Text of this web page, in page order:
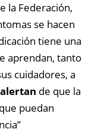
la Federación,
se hacen
tiene una
aprendan, tanto
cuidadores, a
de que la
puedan